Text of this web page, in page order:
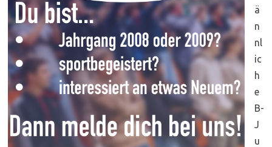
ä
n
nl
ic
h
e
B-
J
u